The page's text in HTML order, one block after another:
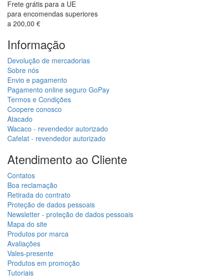
Frete grátis para a UE
para encomendas superiores
a 200,00 €
Informação
Devolução de mercadorias
Sobre nós
Envio e pagamento
Pagamento online seguro GoPay
Termos e Condições
Coopere conosco
Atacado
Wacaco - revendedor autorizado
Cafelat - revendedor autorizado
Atendimento ao Cliente
Contatos
Boa reclamação
Retirada do contrato
Proteção de dados pessoais
Newsletter - proteção de dados pessoais
Mapa do site
Produtos por marca
Avaliações
Vales-presente
Produtos em promoção
Tutoriais